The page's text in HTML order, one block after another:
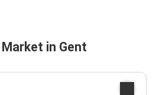
in Gent